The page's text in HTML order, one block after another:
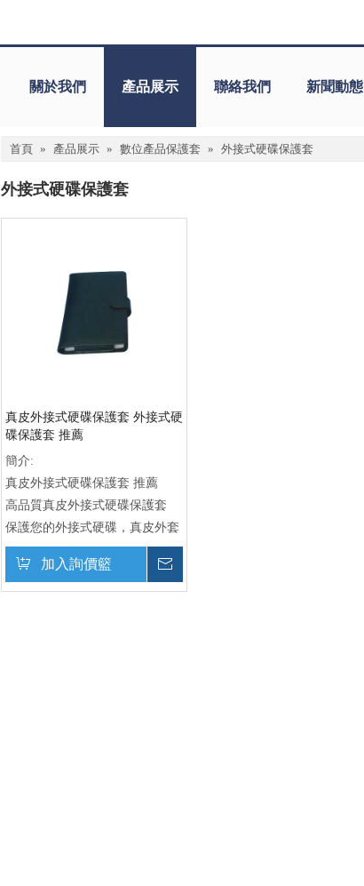
關於我們 產品展示 聯絡我們 新聞動態
首頁 » 產品展示 » 數位產品保護套 » 外接式硬碟保護套
外接式硬碟保護套
真皮外接式硬碟保護套 外接式硬
碟保護套 推薦
簡介:
真皮外接式硬碟保護套 推薦
高品質真皮外接式硬碟保護套
保護您的外接式硬碟，真皮外套
加入詢價籃